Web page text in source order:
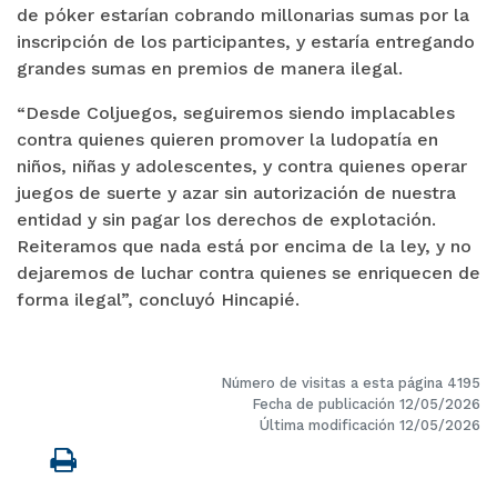
de póker estarían cobrando millonarias sumas por la
inscripción de los participantes, y estaría entregando
grandes sumas en premios de manera ilegal.
“Desde Coljuegos, seguiremos siendo implacables
contra quienes quieren promover la ludopatía en
niños, niñas y adolescentes, y contra quienes operar
juegos de suerte y azar sin autorización de nuestra
entidad y sin pagar los derechos de explotación.
Reiteramos que nada está por encima de la ley, y no
dejaremos de luchar contra quienes se enriquecen de
forma ilegal”, concluyó Hincapié.
Número de visitas a esta página 4195
Fecha de publicación 12/05/2026
Última modificación 12/05/2026